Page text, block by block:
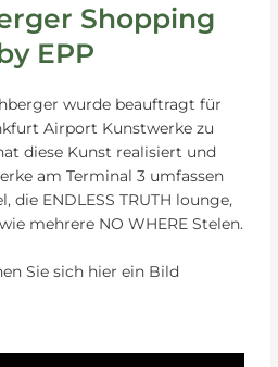
Shopping
EPP
wurde beauftragt für
Airport Kunstwerke zu
diese Kunst realisiert und
am Terminal 3 umfassen
die ENDLESS TRUTH lounge,
mehrere NO WHERE Stelen.
Sie sich hier ein Bild